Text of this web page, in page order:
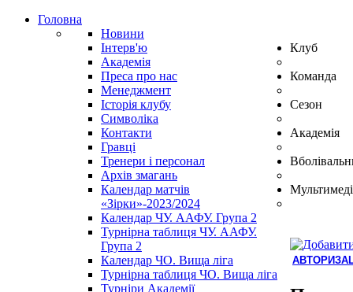
Головна
Новини
Інтерв'ю
Академія
Преса про нас
Клуб
Менеджмент
Історія клубу
Символіка
Контакти
Команда
Гравці
Тренери і персонал
Архів змагань
Сезон
Календар матчів
«Зірки»-2023/2024
Календар ЧУ. ААФУ. Група 2
Турнірна таблиця ЧУ. ААФУ.
Група 2
Календар ЧО. Вища ліга
Турнірна таблиця ЧО. Вища ліга
Академія
Турніри Академії